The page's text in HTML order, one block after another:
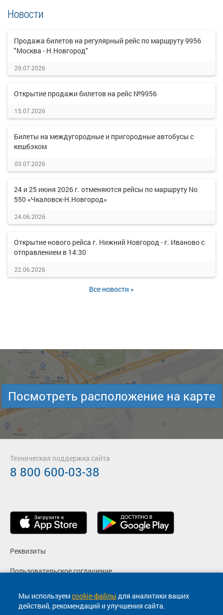
Новости
Продажа билетов на регулярный рейс по маршруту 9956
"Москва - Н.Новгород"
29.07.2026
Открытие продажи билетов на рейс №9956
15.07.2026
Билеты на междугородные и пригородные автобусы с
кешбэком
03.07.2026
24 и 25 июня 2026 г. отменяются рейсы по маршруту No
550 «Чкаловск-Н.Новгород»
24.06.2026
Открытие нового рейса г. Нижний Новгород - г. Иваново с
отправлением в 14:30
22.06.2026
Все новости »
Мы используемcookie-файлы для аналитики ваших
действий, рекомендаций и улучшения сайта.
Посмотреть расположение на карте
Реквизиты
Пользовательское соглашение
Политика конфиденциальности
Согласие на маркетинговые сообщения
Техническая поддержка сайта
8 800 600-03-38